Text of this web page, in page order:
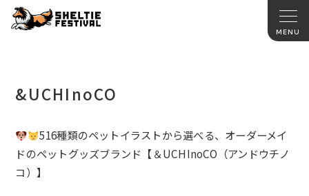
&UCHInoCO
516種類のペットイラストから選べる、 オーダーメイ
ドのペットグッズブランド【＆UCHInoCO（アンドウチノ
コ）】